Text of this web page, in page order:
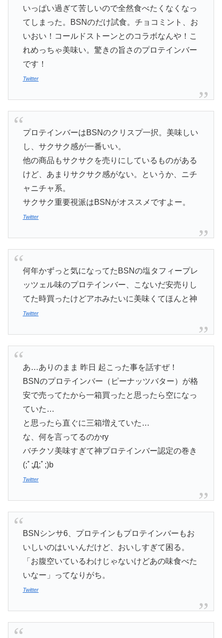
いっぱい過ぎて苦しいので全然食べたくなくなっ
てしまった。BSNのだけ試食。チョコミント、お
いおい！コールドストーンとのコラボなんや！こ
れめっちゃ美味い。驚きの旨さのプロテインバー
です！
Twitter
プロテインバーはBSNのクリスプ一択。美味しい
し、サクサク感が一番いい。
他の商品もサクサクを売りにしているものがある
けど、あまりサクサク感がない。というか、ニチ
ャニチャ系。
サクサク重要視派はBSNがオススメですよー。
Twitter
何年かずっと気になってたBSNの塩タフィープレ
ッツェル味のプロテインバー、こないだ安売りし
てた時買ったけどアホみたいに美味くてほんと神
Twitter
あ…ありのまま 昨日 起こった事を話すぜ！
BSNのプロテインバー（ピーナッツバター）が格
安で売ってたから一箱買ったと思ったら空になっ
ていた…
と思ったら直ぐに三箱増えていた…
な、何を言ってるのかry
バチクソ美味すぎて神プロテインバー認定の巻き
(;ﾟ;Д;ﾟ;)b
Twitter
BSNシンサ6、プロテインもプロテインバーもお
いしいのはいいんだけど、おいしすぎて困る。
「お腹空いているわけじゃないけどあの味食べた
いなー」ってなりがち。
Twitter